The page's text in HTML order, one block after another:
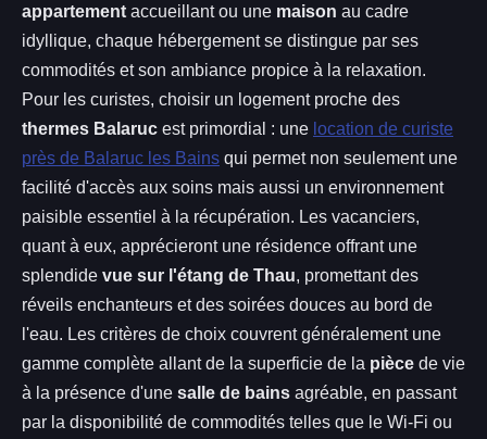
appartement accueillant ou une maison au cadre
idyllique, chaque hébergement se distingue par ses
commodités et son ambiance propice à la relaxation.
Pour les curistes, choisir un logement proche des
thermes Balaruc est primordial : une location de curiste
près de Balaruc les Bains qui permet non seulement une
facilité d'accès aux soins mais aussi un environnement
paisible essentiel à la récupération. Les vacanciers,
quant à eux, apprécieront une résidence offrant une
splendide vue sur l'étang de Thau, promettant des
réveils enchanteurs et des soirées douces au bord de
l'eau. Les critères de choix couvrent généralement une
gamme complète allant de la superficie de la pièce de vie
à la présence d'une salle de bains agréable, en passant
par la disponibilité de commodités telles que le Wi-Fi ou